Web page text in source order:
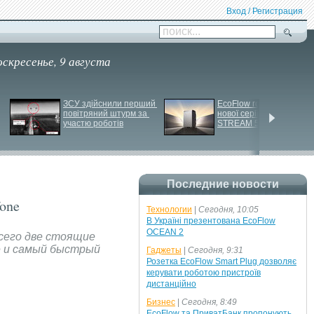
Вход / Регистрация
поиск...
9 августа
ЗСУ здійснили перший
повітряний штурм за
участю роботів
EcoFlow готує анонс
нової серії станцій -
STREAM 5000
две стоящие
и самый быстрый
Последние новости
Технологии
Сегодня, 10:05
В Україні презентована EcoFlow
OCEAN 2
Гаджеты
Сегодня, 9:31
Розетка EcoFlow Smart Plug дозволяє
керувати роботою пристроїв
дистанційно
Бизнес
Сегодня, 8:49